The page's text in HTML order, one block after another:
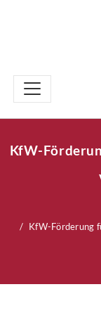
KfW-
KfW-Förderung